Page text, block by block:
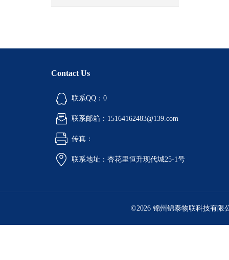
Contact Us
联系QQ：0
联系邮箱：15164162483@139.com
传真：
联系地址：杏花里恒升现代城25-1号
©2026 锦州锦泰物联科技有限